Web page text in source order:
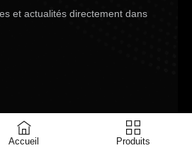
Accueil Produits
et actualités directement dans